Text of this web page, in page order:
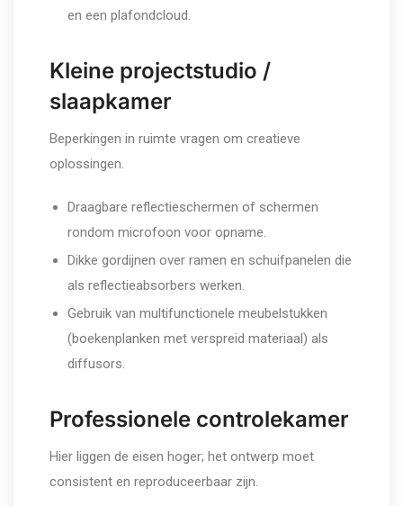
en een plafondcloud.
Kleine projectstudio /
slaapkamer
Beperkingen in ruimte vragen om creatieve
oplossingen.
Draagbare reflectieschermen of schermen
rondom microfoon voor opname.
Dikke gordijnen over ramen en schuifpanelen die
als reflectieabsorbers werken.
Gebruik van multifunctionele meubelstukken
(boekenplanken met verspreid materiaal) als
diffusors.
Professionele controlekamer
Hier liggen de eisen hoger; het ontwerp moet
consistent en reproduceerbaar zijn.